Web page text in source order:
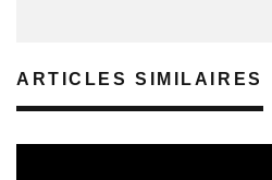
ARTICLES SIMILAIRES